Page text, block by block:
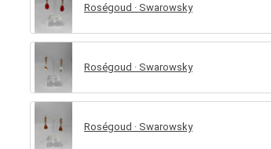
Roségoud · Swarowsky
Roségoud · Swarowsky
Roségoud · Swarowsky